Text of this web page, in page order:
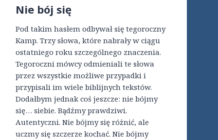
Nie bój się
Pod takim hasłem odbywał się tegoroczny
Kamp. Trzy słowa, które nabrały w ciągu
ostatniego roku szczególnego znaczenia.
Tegoroczni mówcy odmieniali te słowa
przez wszystkie możliwe przypadki i
przypisali im wiele biblijnych tekstów.
Dodałbym jednak coś jeszcze: nie bójmy
się… siebie. Bądźmy prawdziwi.
Autentyczni. Nie bójmy się różnić, ale
uczmy się szczerze kochać. Nie bójmy